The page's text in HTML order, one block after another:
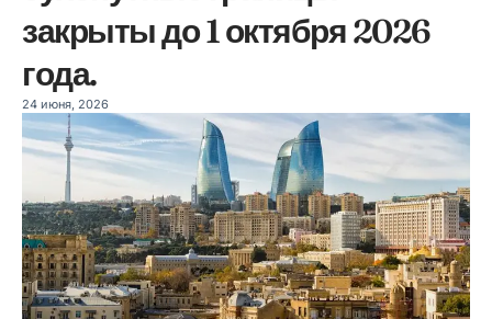
закрыты до 1 октября 2026
года.
24 июня, 2026